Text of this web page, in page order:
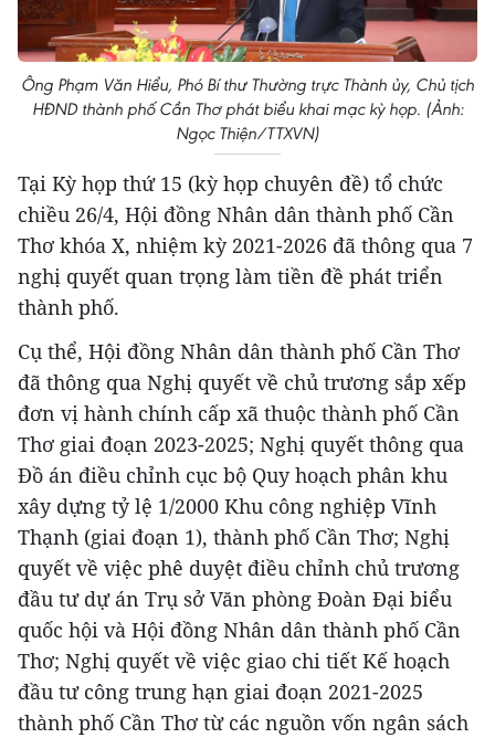
Ông Phạm Văn Hiểu, Phó Bí thư Thường trực Thành ủy, Chủ tịch
HĐND thành phố Cần Thơ phát biểu khai mạc kỳ họp. (Ảnh:
Ngọc Thiện/TTXVN)
Tại Kỳ họp thứ 15 (kỳ họp chuyên đề) tổ chức
chiều 26/4, Hội đồng Nhân dân thành phố Cần
Thơ khóa X, nhiệm kỳ 2021-2026 đã thông qua 7
nghị quyết quan trọng làm tiền đề phát triển
thành phố.
Cụ thể, Hội đồng Nhân dân thành phố Cần Thơ
đã thông qua Nghị quyết về chủ trương sắp xếp
đơn vị hành chính cấp xã thuộc thành phố Cần
Thơ giai đoạn 2023-2025; Nghị quyết thông qua
Đồ án điều chỉnh cục bộ Quy hoạch phân khu
xây dựng tỷ lệ 1/2000 Khu công nghiệp Vĩnh
Thạnh (giai đoạn 1), thành phố Cần Thơ; Nghị
quyết về việc phê duyệt điều chỉnh chủ trương
đầu tư dự án Trụ sở Văn phòng Đoàn Đại biểu
quốc hội và Hội đồng Nhân dân thành phố Cần
Thơ; Nghị quyết về việc giao chi tiết Kế hoạch
đầu tư công trung hạn giai đoạn 2021-2025
thành phố Cần Thơ từ các nguồn vốn ngân sách